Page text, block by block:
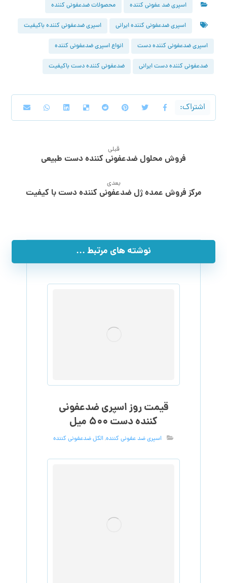
اسپری ضد عفونی کننده محصولات ضدعفونی کننده
اسپری ضدعفونی کننده ایرانی اسپری ضدعفونی کننده باکیفیت
اسپری ضدعفونی کننده دست انواع اسپری ضدعفونی کننده
ضدعفونی کننده دست ایرانی ضدعفونی کننده دست باکیفیت
قبلی
فروش محلول ضدعفونی کننده دست طبیعی
بعدی
مرکز فروش عمده ژل ضدعفونی کننده دست با کیفیت
نوشته های مرتبط ...
قیمت روز اسپری ضدعفونی
کننده دست ۵۰۰ میل
اسپری ضد عفونی کننده,الکل ضدعفونی کننده